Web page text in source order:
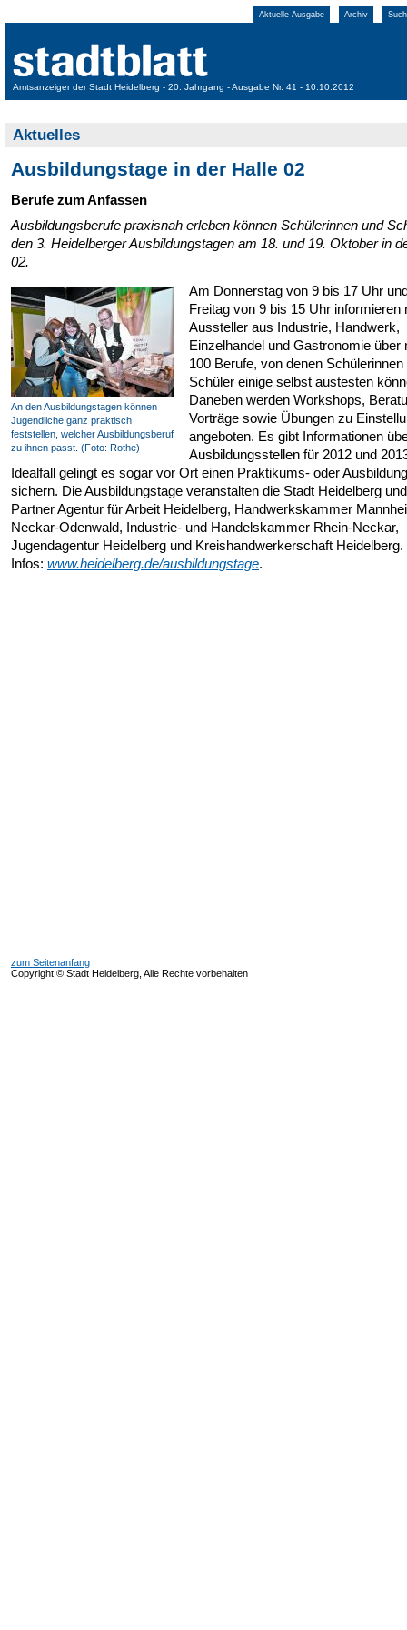
Aktuelle Ausgabe Archiv
Amtsanzeiger der Stadt Heidelberg - 20. Jahrgang - Ausgabe Nr. 41 - 10.10.2012
Aktuelles
Ausbildungstage in der Halle 02
Berufe zum Anfassen
Ausbildungsberufe praxisnah erleben können Schülerinnen und
den 3. Heidelberger Ausbildungstagen am 18. und 19. Oktober in
02.
An den Ausbildungstagen können
Jugendliche ganz praktisch
feststellen, welcher Ausbildungsberuf
zu ihnen passt. (Foto: Rothe)
Am Donnerstag von 9 bis 17 Uhr
Freitag von 9 bis 15 Uhr informieren
Aussteller aus Industrie, Handwerk,
Einzelhandel und Gastronomie über
100 Berufe, von denen Schülerinnen
Schüler einige selbst austesten
Daneben werden Workshops,
Vorträge sowie Übungen zu
angeboten. Es gibt Informationen
Ausbildungsstellen für 2012 und
Idealfall gelingt es sogar vor Ort einen Praktikums- oder
sichern. Die Ausbildungstage veranstalten die Stadt Heidelberg
Partner Agentur für Arbeit Heidelberg, Handwerkskammer
Neckar-Odenwald, Industrie- und Handelskammer Rhein-Neckar,
Jugendagentur Heidelberg und Kreishandwerkerschaft Heidelberg.
Infos: www.heidelberg.de/ausbildungstage.
zum Seitenanfang
Copyright © Stadt Heidelberg, Alle Rechte vorbehalten